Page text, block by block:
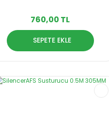
760,00 TL
SEPETE EKLE